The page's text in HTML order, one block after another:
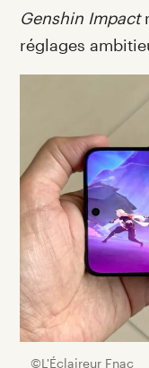
Genshin Impact
réglages
©L'Éclaireur Fnac